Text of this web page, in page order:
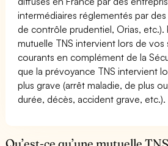
intermédiaires réglementés par des
de contrôle prudentiel, Orias, etc.).
mutuelle TNS intervient lors de vos
courants en complément de la
que la prévoyance TNS intervient
plus grave (arrêt maladie, de plus
durée, décès, accident grave, etc.).